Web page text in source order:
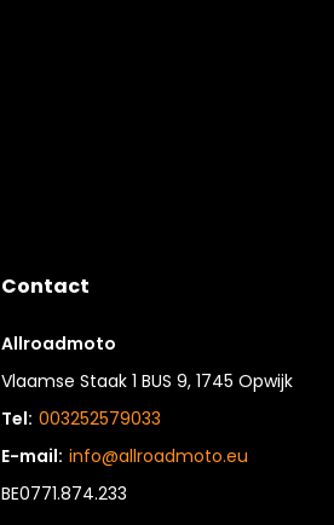
Contact
Allroadmoto
Vlaamse Staak 1 BUS 9, 1745 Opwijk
Tel: 003252579033
E-mail: info@allroadmoto.eu
BE0771.874.233